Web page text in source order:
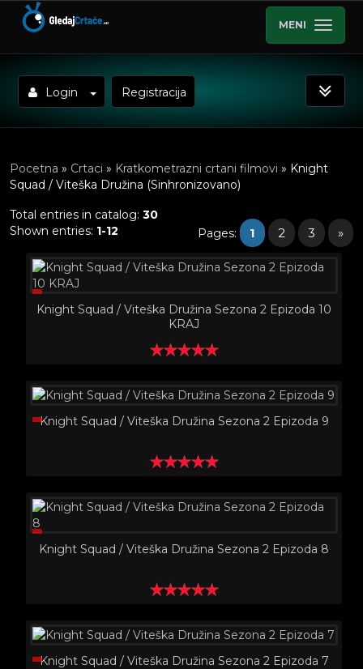
MENI
Login Registracija
Pocetna » Crtaci » Kratkometrazni crtani filmovi » Knight
Squad / Viteška Družina (Sinhronizovano)
Total entries in catalog:30
Shown entries: 1-12 Pages: 1 2 3 »
Knight Squad / Viteška Družina Sezona 2 Epizoda 10
KRAJ
Knight Squad / Viteška Družina Sezona 2 Epizoda 9
Knight Squad / Viteška Družina Sezona 2 Epizoda 8
Knight Squad / Viteška Družina Sezona 2 Epizoda 7